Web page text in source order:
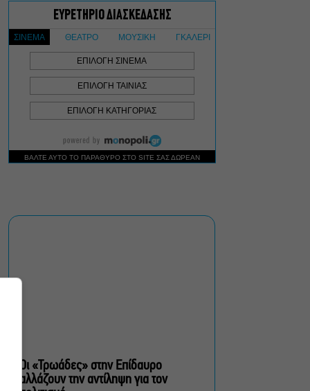
Φθινόπωρο
αρχαιολογικός χώρος του
Ραμνούντος
Δήμος Αθηναίων:
Απομάκρυνση 240
τραπεζοκαθισμάτων σε 13
επιχειρησιακές δράσεις
Παγκόσμια πρεμιέρα για τη
Οι «Τρωάδες» στην Επίδαυρο
αλλάζουν την αντίληψη για τον